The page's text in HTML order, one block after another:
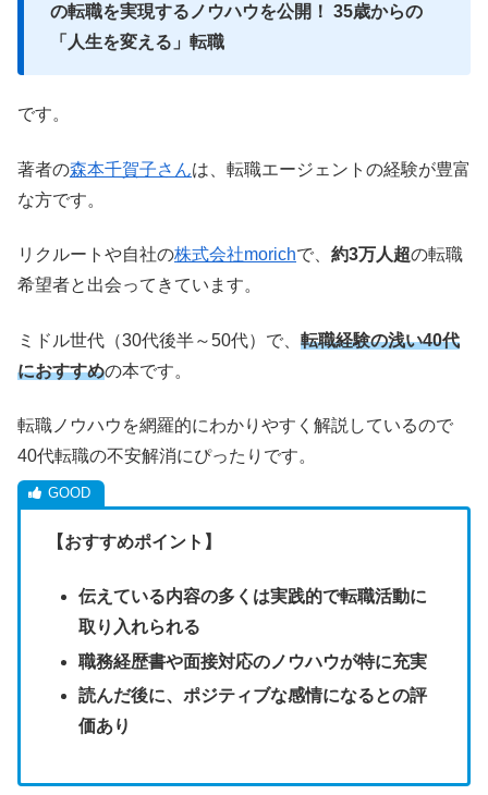
の転職を実現するノウハウを公開！ 35歳からの
「人生を変える」転職
です。
著者の森本千賀子さんは、転職エージェントの経験が豊富
な方です。
リクルートや自社の株式会社morichで、 約3万人超の転職
希望者と出会ってきています。
ミドル世代（30代後半～50代）で、 転職経験の浅い40代
におすすめの本です。
転職ノウハウを網羅的にわかりやすく解説しているので
40代転職の不安解消にぴったりです。
【おすすめポイント】
伝えている内容の多くは実践的で転職活動に
取り入れられる
職務経歴書や面接対応のノウハウが特に充実
読んだ後に、ポジティブな感情になるとの評
価あり